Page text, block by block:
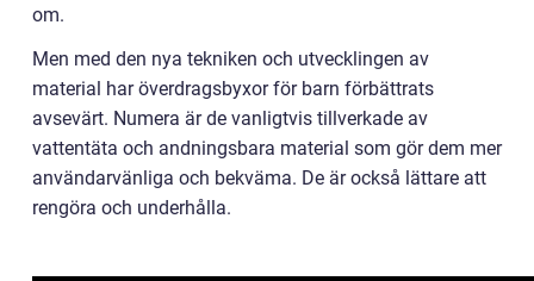
om.
Men med den nya tekniken och utvecklingen av
material har överdragsbyxor för barn förbättrats
avsevärt. Numera är de vanligtvis tillverkade av
vattentäta och andningsbara material som gör dem mer
användarvänliga och bekväma. De är också lättare att
rengöra och underhålla.